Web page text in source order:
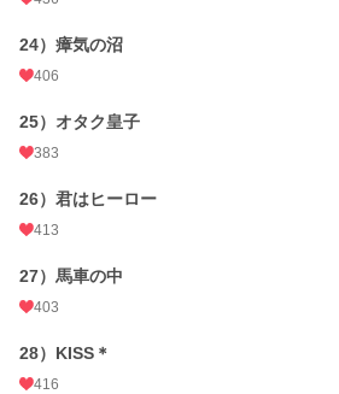
24）瘴気の沼
406
25）オタク皇子
383
26）君はヒーロー
413
27）馬車の中
403
28）KISS＊
416